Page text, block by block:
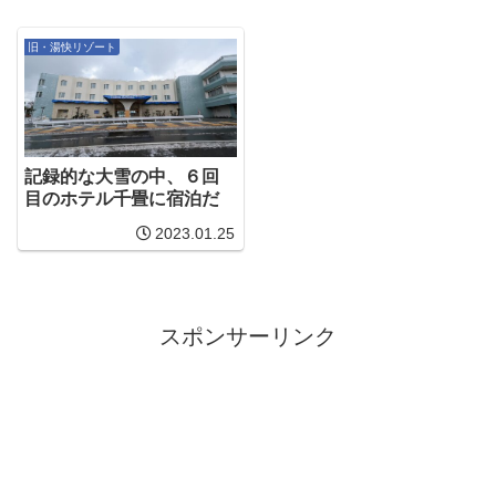
旧・湯快リゾート
記録的な大雪の中、６回
目のホテル千畳に宿泊だ
2023.01.25
スポンサーリンク